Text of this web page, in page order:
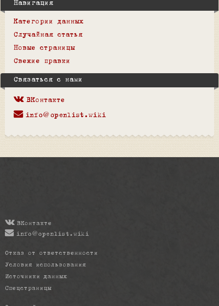
Навигация
Категории данных
Случайная статья
Новые страницы
Свежие правки
Связаться с нами
ВКонтакте
info@openlist.wiki
ВКонтакте
info@openlist.wiki
Отказ от ответственности
Условия использования
Источники данных
Спецстраницы